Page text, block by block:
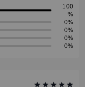
100
%
0%
0%
0%
0%